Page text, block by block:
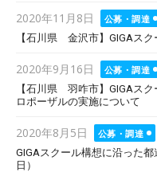
Posted
on
2020年11月8日 公募・調達
【石川県 金沢市】GIGAスク
Posted
on
2020年9月16日 公募・調達
【石川県 羽咋市】GIGAス
ロポーザルの実施について
Posted
on
2020年8月5日 公募・調達
GIGAスクール構想に沿った
日）